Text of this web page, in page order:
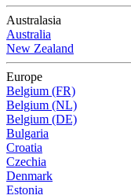
Australasia
Australia
New Zealand
Europe
Belgium (FR)
Belgium (NL)
Belgium (DE)
Bulgaria
Croatia
Czechia
Denmark
Estonia